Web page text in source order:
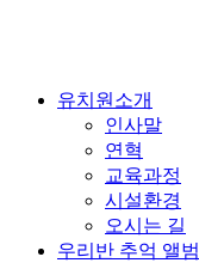
유치원소개
인사말
연혁
교육과정
시설환경
오시는 길
우리반 추억 앨범